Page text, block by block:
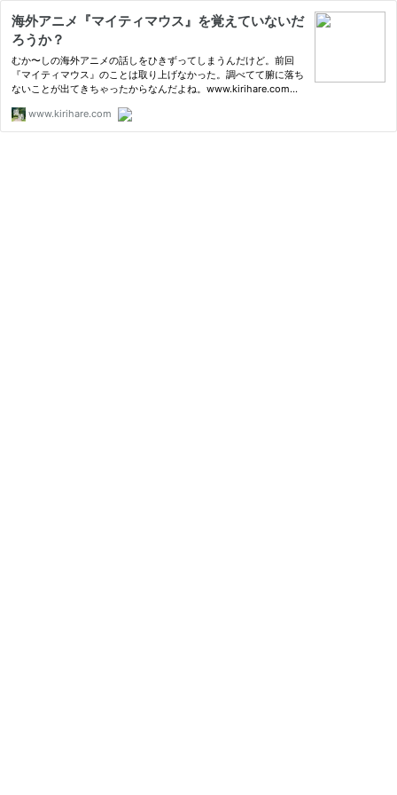
海外アニメ『マイティマウス』を覚えていないだ
ろうか？
むか〜しの海外アニメの話しをひきずってしまうんだけど。前回
『マイティマウス』のことは取り上げなかった。調べてて腑に落ち
ないことが出てきちゃったからなんだよね。www.kirihare.comマ
www.kirihare.com